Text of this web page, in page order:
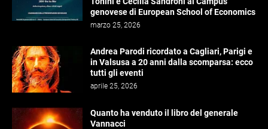
genovese di European School of Economics
marzo 25, 2026
Andrea Parodi ricordato a Cagliari, Parigi e
in Valsusa a 20 anni dalla scomparsa: ecco
tutti gli eventi
aprile 25, 2026
Quanto ha venduto il libro del generale
Vannacci